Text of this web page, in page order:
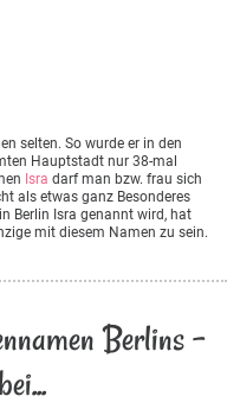
selten. So wurde er in den
Hauptstadt nur 38-mal
Isra darf man bzw. frau sich
als etwas ganz Besonderes
Berlin Isra genannt wird, hat
mit diesem Namen zu sein.
Berlins -